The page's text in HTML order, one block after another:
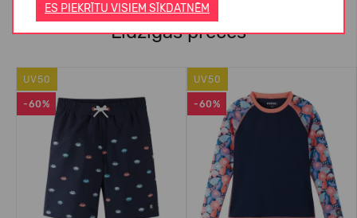
ES PIEKRĪTU VISIEM SĪKDATNĒM
Līdzīgas preces
-60%
UV50
-60%
UV50